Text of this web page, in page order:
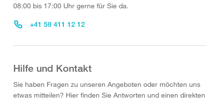
08:00 bis 17:00 Uhr gerne für Sie da.
+41 58 411 12 12
Hilfe und Kontakt
Sie haben Fragen zu unseren Angeboten oder möchten uns
etwas mitteilen? Hier finden Sie Antworten und einen direkten